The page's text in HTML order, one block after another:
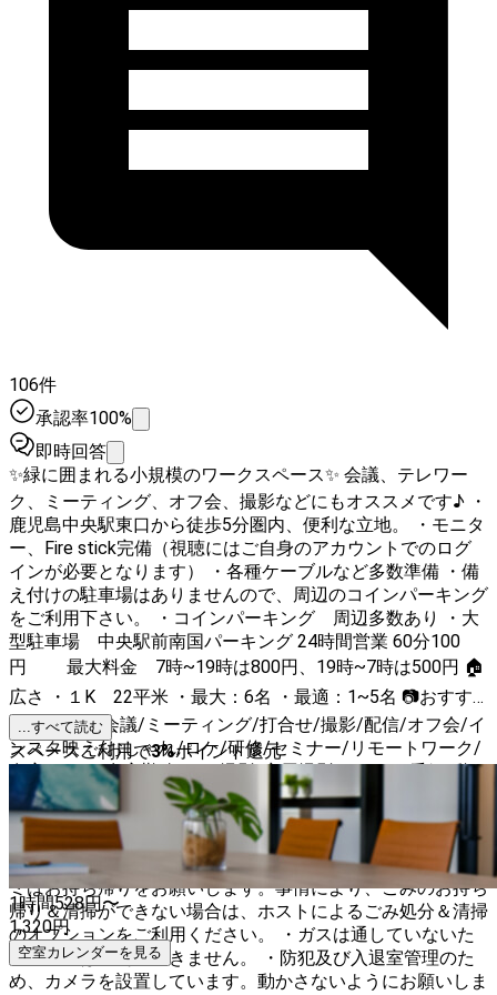
106件
承認率100%
即時回答
✨緑に囲まれる小規模のワークスペース✨ 会議、テレワー
ク、ミーティング、オフ会、撮影などにもオススメです♪ ・
鹿児島中央駅東口から徒歩5分圏内、便利な立地。 ・モニタ
ー、Fire stick完備（視聴にはご自身のアカウントでのログ
インが必要となります） ・各種ケーブルなど多数準備 ・備
え付けの駐車場はありませんので、周辺のコインパーキング
をご利用下さい。 ・コインパーキング 周辺多数あり ・大
型駐車場 中央駅前南国パーキング 24時間営業 60分100
円 最大料金 7時~19時は800円、19時~7時は500円 🏠
広さ ・１K 22平米 ・最大：6名 ・最適：1~5名 📷おすす
め利用用途 会議/ミーティング/打合せ/撮影/配信/オフ会/イ
ンスタ映え/おしゃれ/ロケ/研修/セミナー/リモートワーク/
在宅ワーク/在宅勤務/ロケ撮影/商用撮影/CM・TV番組/動
画/再現VTRドラマ/スタジオ/ポートレート/ワークショッ
プ/セミナー/研修/レッスン/英会話/YouTuber、ニコ生配信/
インスタ映え/朝活/家デート 【注意事項】 ・マンションに
なりますので、近隣の方にご配慮ください。 ・当日出たゴ
ミはお持ち帰りをお願いします。事情により、ごみのお持ち
帰り＆清掃ができない場合は、ホストによるごみ処分＆清掃
のオプションをご利用ください。 ・ガスは通していないた
め、浴室はご利用できません。 ・防犯及び入退室管理のた
め、カメラを設置しています。動かさないようにお願いしま
...すべて読む
スペースご利用で3%ポイント還元
1時間528円〜
1,320円
空室カレンダーを見る